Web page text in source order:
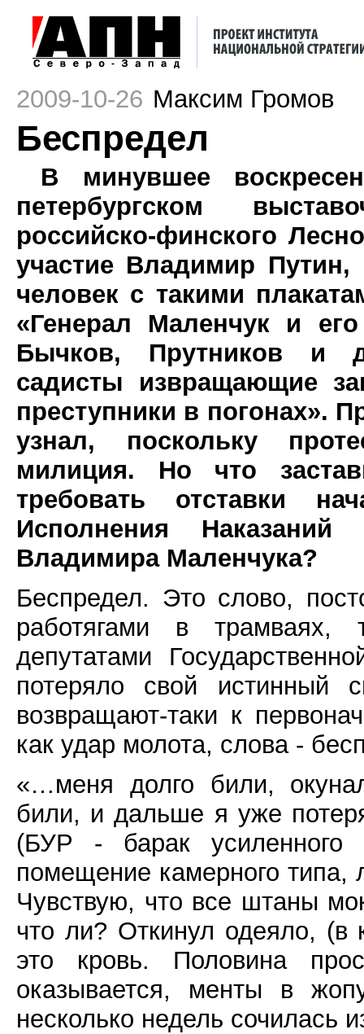
2009-10-26 Максим Громов
Беспредел
В минувшее
петербургском
российско-финского
участие Владимир Путин,
человек с такими
«Генерал Маленчук и
Бычков, Прутников и
садисты извращающие
преступники в погонах».
узнал, поскольку
милиция. Но что
требовать отставки
Исполнения Наказаний
Владимира Маленчука?
Беспредел. Это слово,
работягами в трамваях,
депутатами
потеряло свой
возвращают-таки к
как удар молота, слова -
«…меня долго били,
били, и дальше я уже
(БУР - барак
помещение камерного типа,
Чувствую, что все штаны
что ли? Откинул одеяло, (в
это кровь. Половина
оказывается, менты в
несколько недель сочилась